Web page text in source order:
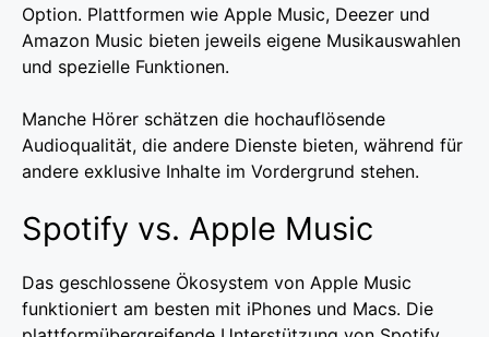
Option. Plattformen wie Apple Music, Deezer und
Amazon Music bieten jeweils eigene Musikauswahlen
und spezielle Funktionen.
Manche Hörer schätzen die hochauflösende
Audioqualität, die andere Dienste bieten, während für
andere exklusive Inhalte im Vordergrund stehen.
Spotify vs. Apple Music
Das geschlossene Ökosystem von Apple Music
funktioniert am besten mit iPhones und Macs. Die